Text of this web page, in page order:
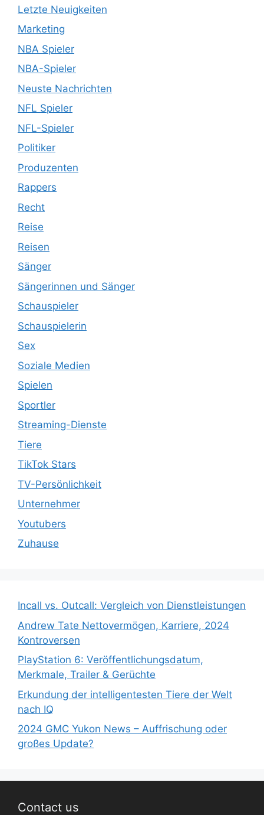
Letzte Neuigkeiten
Marketing
NBA Spieler
NBA-Spieler
Neuste Nachrichten
NFL Spieler
NFL-Spieler
Politiker
Produzenten
Rappers
Recht
Reise
Reisen
Sänger
Sängerinnen und Sänger
Schauspieler
Schauspielerin
Sex
Soziale Medien
Spielen
Sportler
Streaming-Dienste
Tiere
TikTok Stars
TV-Persönlichkeit
Unternehmer
Youtubers
Zuhause
Incall vs. Outcall: Vergleich von Dienstleistungen
Andrew Tate Nettovermögen, Karriere, 2024
Kontroversen
PlayStation 6: Veröffentlichungsdatum,
Merkmale, Trailer & Gerüchte
Erkundung der intelligentesten Tiere der Welt
nach IQ
2024 GMC Yukon News – Auffrischung oder
großes Update?
Contact us